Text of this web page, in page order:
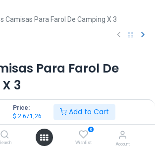
Price:
$ 2.671,26 Add to Cart
0
Wishlist Account
Camisas Para Farol De Camping X 3
Para Farol De
3
4.452,10 IVA Incluido